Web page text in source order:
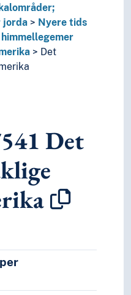
jorda
Nyere tids
Det
Det